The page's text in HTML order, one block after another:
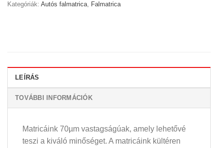
Kategóriák: Autós falmatrica, Falmatrica
LEÍRÁS
TOVÁBBI INFORMÁCIÓK
Matricáink 70µm vastagságúak, amely lehetővé
teszi a kiváló minőséget. A matricáink kültéren